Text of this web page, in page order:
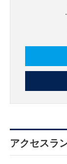
アクセスラ